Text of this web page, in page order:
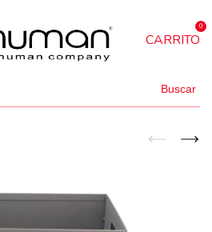
CARRITO
0
Buscar